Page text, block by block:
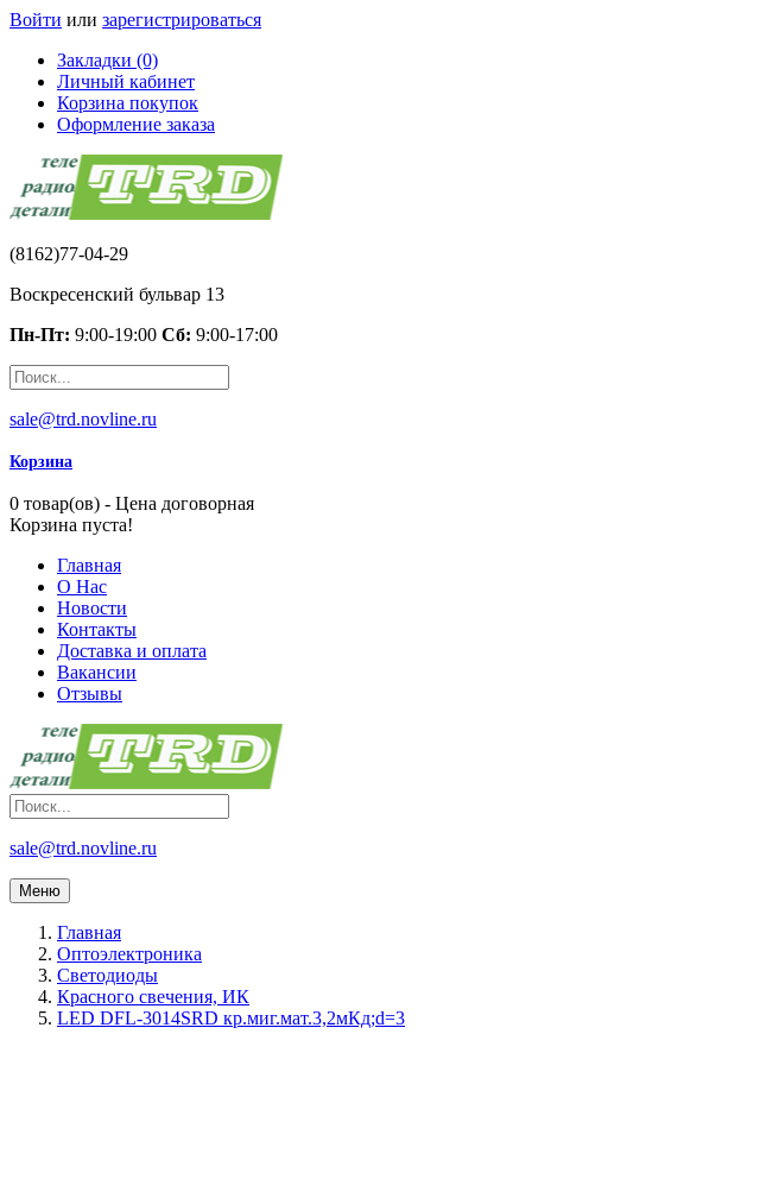
Войти или зарегистрироваться
Закладки (0)
Личный кабинет
Корзина покупок
Оформление заказа
(8162)77-04-29
Воскресенский бульвар 13
Пн-Пт: 9:00-19:00 Сб: 9:00-17:00
sale@trd.novline.ru
Корзина
0 товар(ов) - Цена договорная
Корзина пуста!
Главная
О Нас
Новости
Контакты
Доставка и оплата
Вакансии
Отзывы
sale@trd.novline.ru
Меню
Главная
Оптоэлектроника
Светодиоды
Красного свечения, ИК
LED DFL-3014SRD кр.миг.мат.3,2мКд;d=3